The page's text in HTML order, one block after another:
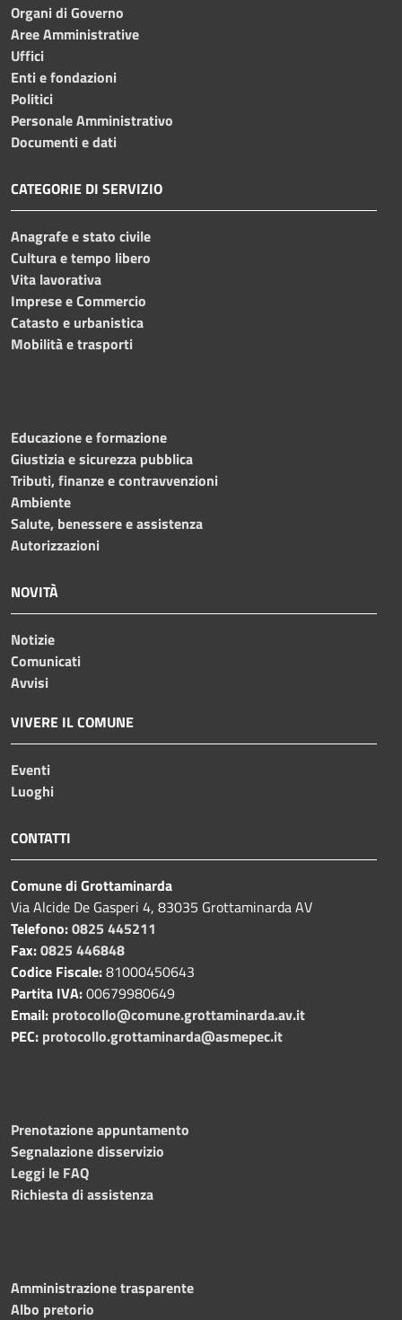
Organi di Governo
Aree Amministrative
Uffici
Enti e fondazioni
Politici
Personale Amministrativo
Documenti e dati
CATEGORIE DI SERVIZIO
Anagrafe e stato civile
Cultura e tempo libero
Vita lavorativa
Imprese e Commercio
Catasto e urbanistica
Mobilità e trasporti
Educazione e formazione
Giustizia e sicurezza pubblica
Tributi, finanze e contravvenzioni
Ambiente
Salute, benessere e assistenza
Autorizzazioni
NOVITÀ
Notizie
Comunicati
Avvisi
VIVERE IL COMUNE
Eventi
Luoghi
CONTATTI
Comune di Grottaminarda
Via Alcide De Gasperi 4, 83035 Grottaminarda AV
Telefono:0825 445211
Fax:0825 446848
Codice Fiscale:81000450643
Partita IVA:00679980649
Email: protocollo@comune.grottaminarda.av.it
PEC: protocollo.grottaminarda@asmepec.it
Prenotazione appuntamento
Segnalazione disservizio
Leggi le FAQ
Richiesta di assistenza
Amministrazione trasparente
Albo pretorio